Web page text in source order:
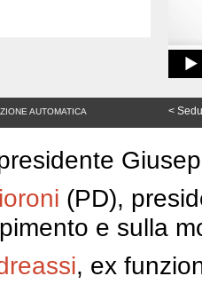
AUTOMATICA <
(PD),
e sulla
, ex